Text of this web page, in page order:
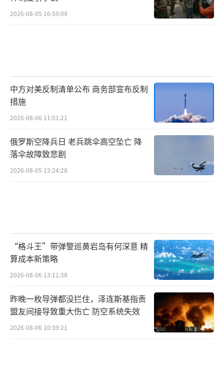
2026-08-05 16:59:04
中方对美反制清单公布 商务部宣布反制
措施
2026-08-06 11:01:21
俄罗斯空降兵日 老兵跳伞高空坠亡 降
落伞故障致悲剧
2026-08-05 13:24:28
“格斗王”带弹警巡黄岩岛有何深意 精
算成本新策略
2026-08-06 13:11:38
昨晚一枚导弹都没拦住，泽连斯基指责
盟友间接导致重大伤亡 防空系统失效
2026-08-06 10:39:21